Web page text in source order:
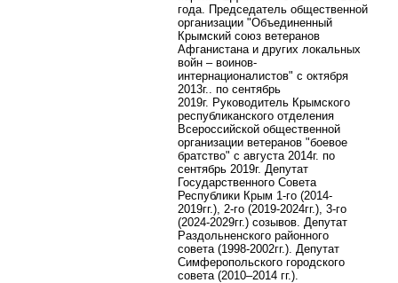
года. Председатель общественной
организации "Объединенный
Крымский союз ветеранов
Афганистана и других локальных
войн – воинов-
интернационалистов" с октября
2013г.. по сентябрь
2019г. Руководитель Крымского
республиканского отделения
Всероссийской общественной
организации ветеранов "боевое
братство" с августа 2014г. по
сентябрь 2019г. Депутат
Государственного Совета
Республики Крым 1-го (2014-
2019гг.), 2-го (2019-2024гг.), 3-го
(2024-2029гг.) созывов. Депутат
Раздольненского районного
совета (1998-2002гг.). Депутат
Симферопольского городского
совета (2010–2014 гг.).